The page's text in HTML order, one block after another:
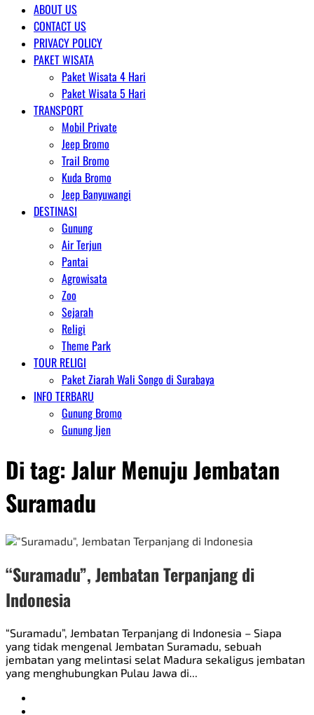
ABOUT US
CONTACT US
PRIVACY POLICY
PAKET WISATA
Paket Wisata 4 Hari
Paket Wisata 5 Hari
TRANSPORT
Mobil Private
Jeep Bromo
Trail Bromo
Kuda Bromo
Jeep Banyuwangi
DESTINASI
Gunung
Air Terjun
Pantai
Agrowisata
Zoo
Sejarah
Religi
Theme Park
TOUR RELIGI
Paket Ziarah Wali Songo di Surabaya
INFO TERBARU
Gunung Bromo
Gunung Ijen
Di tag: Jalur Menuju Jembatan
Suramadu
“Suramadu”, Jembatan Terpanjang di
Indonesia
“Suramadu”, Jembatan Terpanjang di Indonesia – Siapa
yang tidak mengenal Jembatan Suramadu, sebuah
jembatan yang melintasi selat Madura sekaligus jembatan
yang menghubungkan Pulau Jawa di...